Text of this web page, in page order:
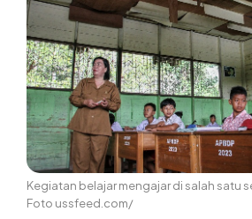
Kegiatan belajar mengajar di salah satu
Foto ussfeed.com/